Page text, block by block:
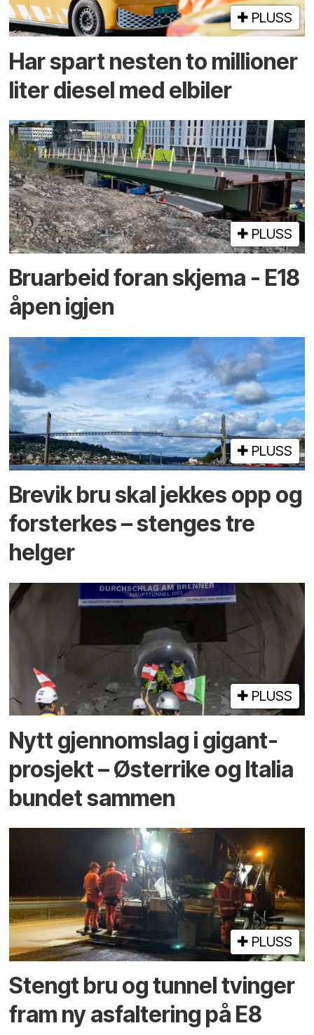
PLUSS
Har spart nesten to millioner
liter diesel med elbiler
PLUSS
Bruarbeid foran skjema - E18
åpen igjen
PLUSS
Brevik bru skal jekkes opp og
forsterkes – stenges tre
helger
PLUSS
Nytt gjennomslag i gigant­
prosjekt – Østerrike og Italia
bundet sammen
PLUSS
Stengt bru og tunnel tvinger
fram ny asfaltering på E8